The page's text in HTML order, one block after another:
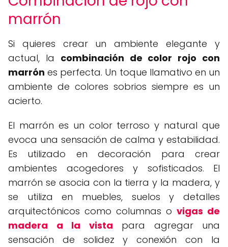
marrón
Si quieres crear un ambiente elegante y
actual, la combinación de color rojo con
marrón es perfecta. Un toque llamativo en un
ambiente de colores sobrios siempre es un
acierto.
El marrón es un color terroso y natural que
evoca una sensación de calma y estabilidad.
Es utilizado en decoración para crear
ambientes acogedores y sofisticados. El
marrón se asocia con la tierra y la madera, y
se utiliza en muebles, suelos y detalles
arquitectónicos como columnas o vigas de
madera a la vista para agregar una
sensación de solidez y conexión con la